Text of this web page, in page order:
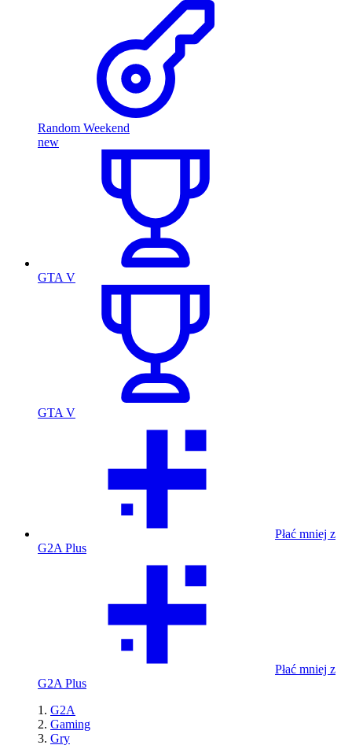
Random Weekend
new
GTA V
GTA V
Płać mniej z
G2A Plus
Płać mniej z
G2A Plus
G2A
Gaming
Gry